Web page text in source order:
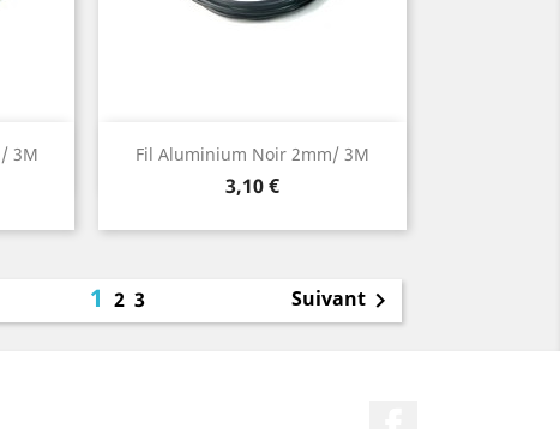
3M Fil Aluminium Noir 2mm/ 3M
Prix
3,10 €
Aperçu rapide
1 2 3 Suivant